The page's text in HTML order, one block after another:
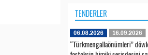
TENDERLER
06.08.2026 16.09.2026
“Türkmengallaönümleri”